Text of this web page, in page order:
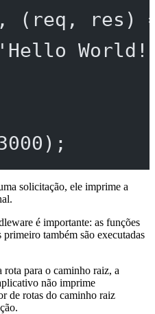
, ( req , res )
'Hello
);
solicitação, ele imprime a
é importante: as funções
também são executadas
rota para o caminho raiz, a
não imprime
de rotas do caminho raiz